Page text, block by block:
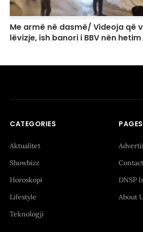
Me armë në dasmë/ Videoja që
lëvizje, ish banori i BBV nën hetim
CATEGORIES
Aktualitet
Showbizz
Horoskopi
Lifestyle
Teknologji
PAGES
DNSP
About